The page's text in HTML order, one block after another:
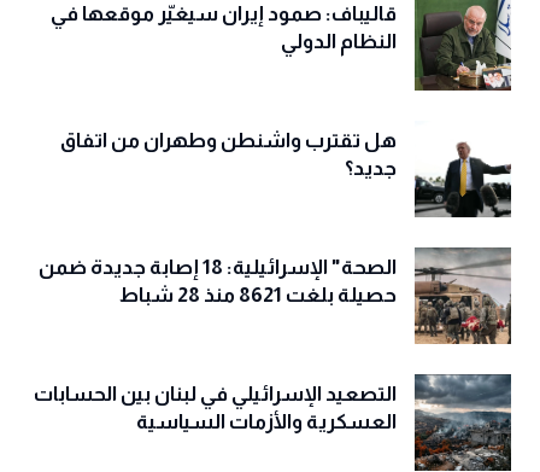
قاليباف: صمود إيران سيغيّر موقعها في
النظام الدولي
هل تقترب واشنطن وطهران من اتفاق
جديد؟
الصحة" الإسرائيلية: 18 إصابة جديدة ضمن
حصيلة بلغت 8621 منذ 28 شباط
التصعيد الإسرائيلي في لبنان بين الحسابات
العسكرية والأزمات السياسية